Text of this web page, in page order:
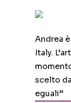
Andrea
Italy.
scelto
eguali”